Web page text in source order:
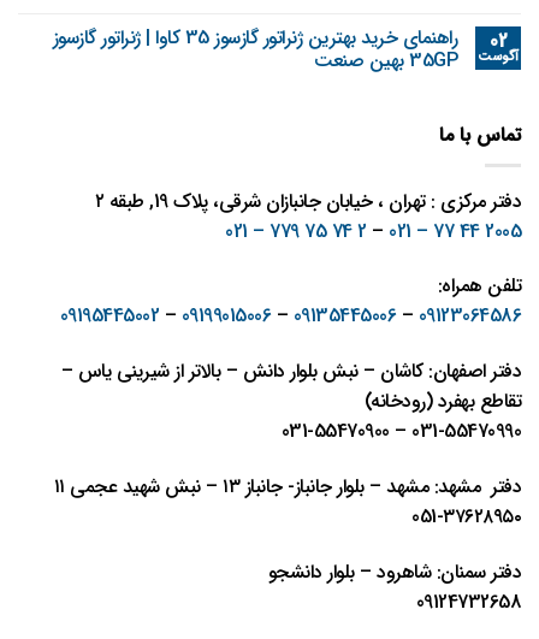
02
آگوست
راهنمای خرید بهترین ژنراتور گازسوز 35 کاوا | ژنراتور گازسوز
35GP بهین صنعت
تماس با ما
دفتر مرکزی : تهران ، خیابان جانبازان شرقی، پلاک 19, طبقه ۲
2005 44 77 – 021
–
2 74 75 779 – 021
تلفن همراه:
09123064586
–
09135445006
–
09199015006
–
09195445002
دفتر اصفهان: کاشان – نبش بلوار دانش – بالاتر از شیرینی یاس –
تقاطع بهفرد (رودخانه)
031-55470990 – 031-55470900
دفتر مشهد: مشهد – بلوار جانباز- جانباز ١٣ – نبش شهيد عجمی ١١
٣٧٦٢٨٩٥٠-051
دفتر سمنان: شاهرود – بلوار دانشجو
09124732658